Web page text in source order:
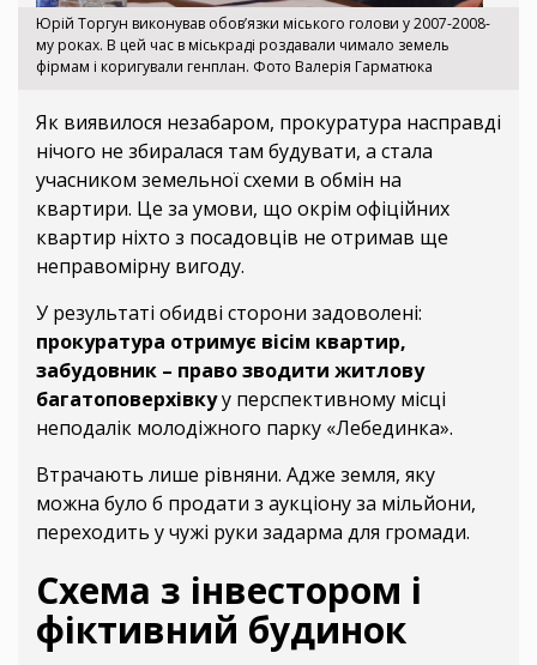
Юрій Торгун виконував обов’язки міського голови у 2007-2008-
му роках. В цей час в міськраді роздавали чимало земель
фірмам і коригували генплан. Фото Валерія Гарматюка
Як виявилося незабаром, прокуратура насправді
нічого не збиралася там будувати, а стала
учасником земельної схеми в обмін на
квартири. Це за умови, що окрім офіційних
квартир ніхто з посадовців не отримав ще
неправомірну вигоду.
У результаті обидві сторони задоволені:
прокуратура отримує вісім квартир,
забудовник – право зводити житлову
багатоповерхівкуу перспективному місці
неподалік молодіжного парку «Лебединка».
Втрачають лише рівняни. Адже земля, яку
можна було б продати з аукціону за мільйони,
переходить у чужі руки задарма для громади.
Схема з інвестором і
фіктивний будинок